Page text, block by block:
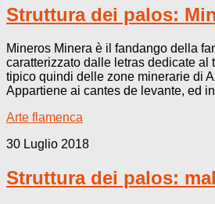
Struttura dei palos:
Mineros Minera è il fandango della
caratterizzato dalle letras dedicate al
tipico quindi delle zone minerarie di
Appartiene ai cantes de levante, ed
Arte flamenca
30 Luglio 2018
Struttura dei palos: